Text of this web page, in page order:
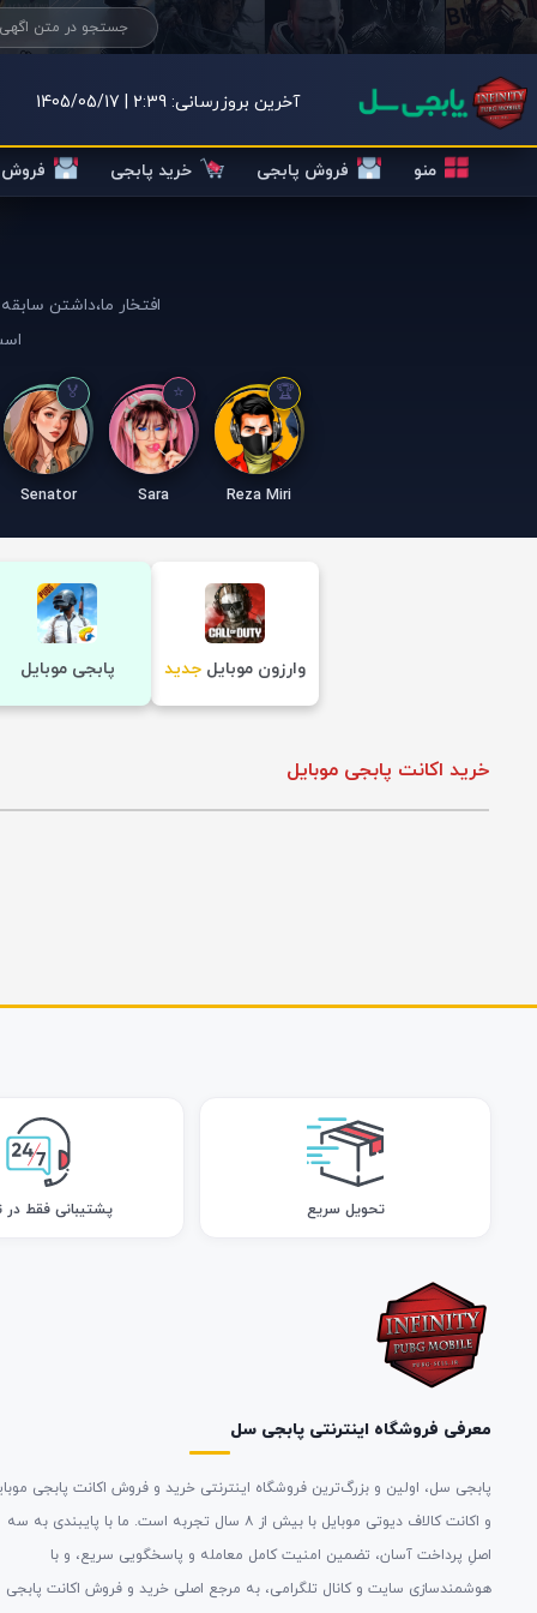
آخرین بروزرسانی: 2:39 | 1405/05/17
منو فروش پابجی خرید پابجی فروش
افتخار ما،داشتن
Reza Miri
Sara
Senator
وارزون موبایل جدید پابجی موبایل
خرید اکانت پابجی موبایل
تحویل سریع پشتیبانی فقط در
معرفی فروشگاه اینترنتی پابجی سل
پابجی سل، اولین و بزرگ‌ترین فروشگاه اینترنتی خرید و فروش اکانت پابجی
و اکانت کالاف دیوتی موبایل با بیش از ۸ سال تجربه است. ما با پایبندی به سه
اصلِ پرداخت آسان، تضمین امنیت کامل معامله و پاسخگویی سریع، و با
هوشمندسازی سایت و کانال تلگرامی، به مرجع اصلی خرید و فروش اکانت پابجی